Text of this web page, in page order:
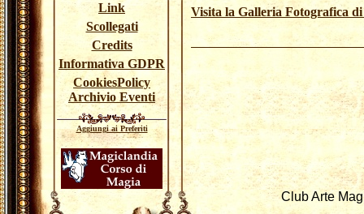
Link
Scollegati
Credits
Informativa GDPR
CookiesPolicy
Archivio Eventi
Aggiungi ai Preferiti
Visita la Galleria Fotografica di
Club Arte